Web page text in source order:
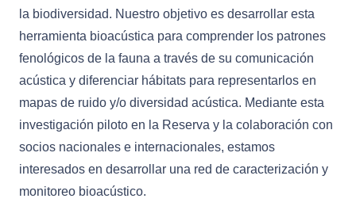
la biodiversidad. Nuestro objetivo es desarrollar esta
herramienta bioacústica para comprender los patrones
fenológicos de la fauna a través de su comunicación
acústica y diferenciar hábitats para representarlos en
mapas de ruido y/o diversidad acústica. Mediante esta
investigación piloto en la Reserva y la colaboración con
socios nacionales e internacionales, estamos
interesados ​​en desarrollar una red de caracterización y
monitoreo bioacústico.